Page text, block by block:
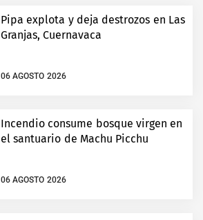
Pipa explota y deja destrozos en Las
Granjas, Cuernavaca
06 AGOSTO 2026
Incendio consume bosque virgen en
el santuario de Machu Picchu
06 AGOSTO 2026